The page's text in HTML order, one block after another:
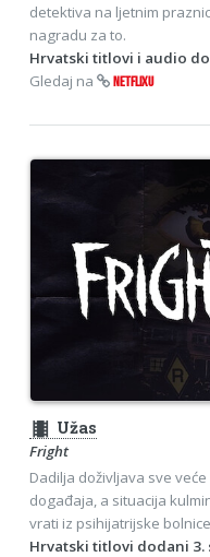
detektiva na ljetnim
nagradu za to.
Hrvatski titlovi i audio
Gledaj na
NETFLIXU
theaters Užas
Fright
Dadilja doživljava sve
događaja, a situacija
vrati iz psihijatrijske
Hrvatski titlovi dodani 3.